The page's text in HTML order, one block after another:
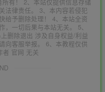
有！ 2、本站仅提供信息存储
法律责任。 3、本内容若侵犯
给予删除处理！ 4、本站全资
一切后果与本站无关。 5、
删除退出 涉及自身权益/利益
向客服举报。 6、本教程仅供
者 官网 无关